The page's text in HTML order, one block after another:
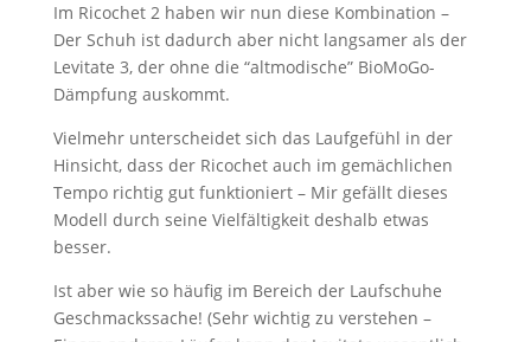
Im Ricochet 2 haben wir nun diese Kombination –
Der Schuh ist dadurch aber nicht langsamer als der
Levitate 3, der ohne die “altmodische” BioMoGo-
Dämpfung auskommt.
Vielmehr unterscheidet sich das Laufgefühl in der
Hinsicht, dass der Ricochet auch im gemächlichen
Tempo richtig gut funktioniert – Mir gefällt dieses
Modell durch seine Vielfältigkeit deshalb etwas
besser.
Ist aber wie so häufig im Bereich der Laufschuhe
Geschmackssache! (Sehr wichtig zu verstehen –